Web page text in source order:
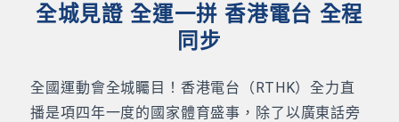
全城見證 全運一拼 香港電台 全程
同步
全國運動會全城矚目！香港電台（RTHK）全力直
播是項四年一度的國家體育盛事，除了以廣東話旁